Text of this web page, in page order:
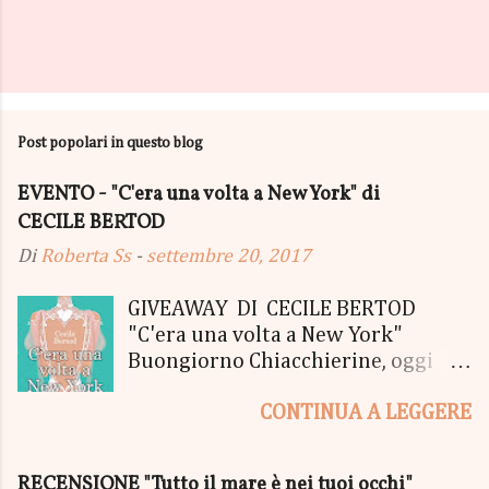
Post popolari in questo blog
EVENTO - "C'era una volta a New York" di
CECILE BERTOD
Di Roberta Ss - settembre 20, 2017
GIVEAWAY DI CECILE BERTOD
"C'era una volta a New York"
Buongiorno Chiacchierine, oggi
lanciamo il SUPER MEGA GIVEAWAY
CONTINUA A LEGGERE